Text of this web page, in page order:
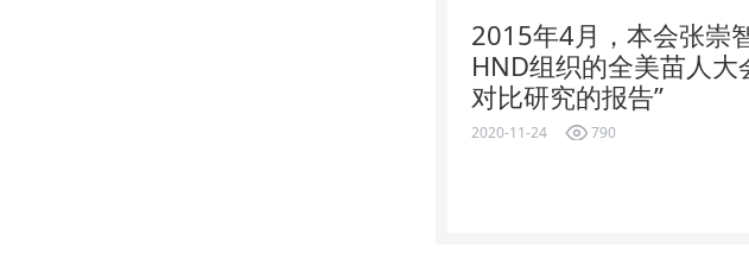
2015年4月，本会张崇
HND组织的全美苗人大
对比研究的报告”
2020-11-24 790